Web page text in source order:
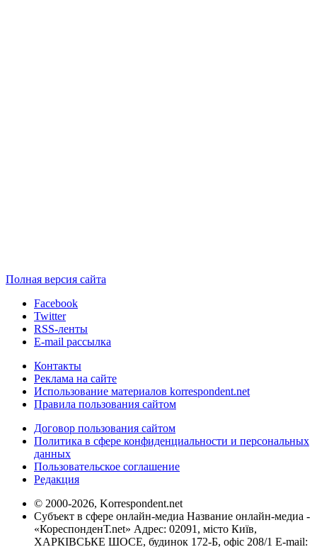
Полная версия сайта
Facebook
Twitter
RSS-ленты
E-mail рассылка
Контакты
Реклама на сайте
Использование материалов korrespondent.net
Правила пользования сайтом
Договор пользования сайтом
Политика в сфере конфиденциальности и персональных
данных
Пользовательское соглашение
Редакция
© 2000-2026, Korrespondent.net
Субъект в сфере онлайн-медиа Название онлайн-медиа -
«КореспонденТ.net» Адрес: 02091, місто Київ,
ХАРКІВСЬКЕ ШОСЕ, будинок 172-Б, офіс 208/1 E-mail: